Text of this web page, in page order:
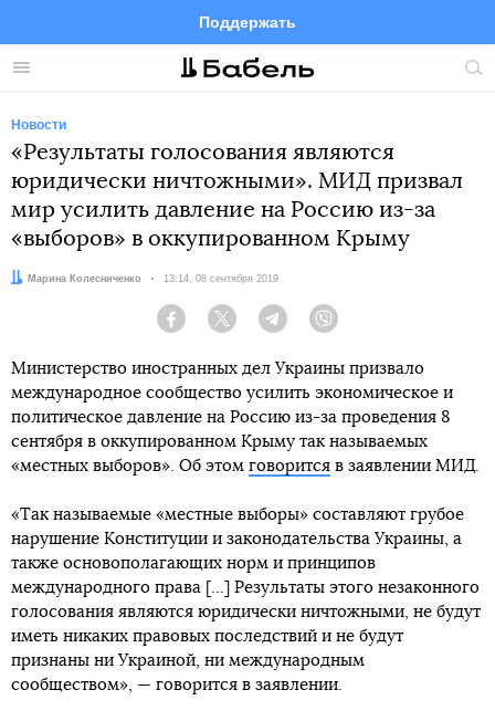
Меню
Поддержать
FacebookTelegramTwitter
Новости
«Результаты голосования являются
юридически ничтожными». МИД призвал
мир усилить давление на Россию из-за
«выборов» в оккупированном Крыму
Автор:
Марина Колесниченко Дата:
13:14, 08 сентября 2019
Facebook Twitter Telegram
Министерство иностранных дел Украины призвало
международное сообщество усилить экономическое и
политическое давление на Россию из-за проведения 8
сентября в оккупированном Крыму так называемых
«местных выборов». Об этом говорится в заявлении МИД.
«Так называемые «местные выборы» составляют грубое
нарушение Конституции и законодательства Украины, а
также основополагающих норм и принципов
международного права [...] Результаты этого незаконного
голосования являются юридически ничтожными, не будут
иметь никаких правовых последствий и не будут
признаны ни Украиной, ни международным
сообществом», — говорится в заявлении.